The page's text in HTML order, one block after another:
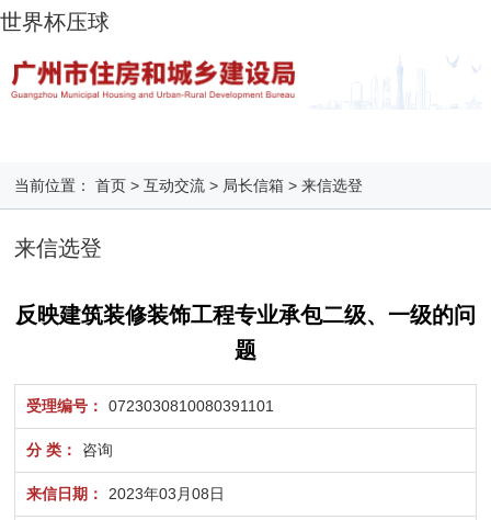
世界杯压球
当前位置： 首页 >互动交流 > 局长信箱 >来信选登
来信选登
反映建筑装修装饰工程专业承包二级、一级的问
题
受理编号： 0723030810080391101
分 类： 咨询
来信日期： 2023年03月08日